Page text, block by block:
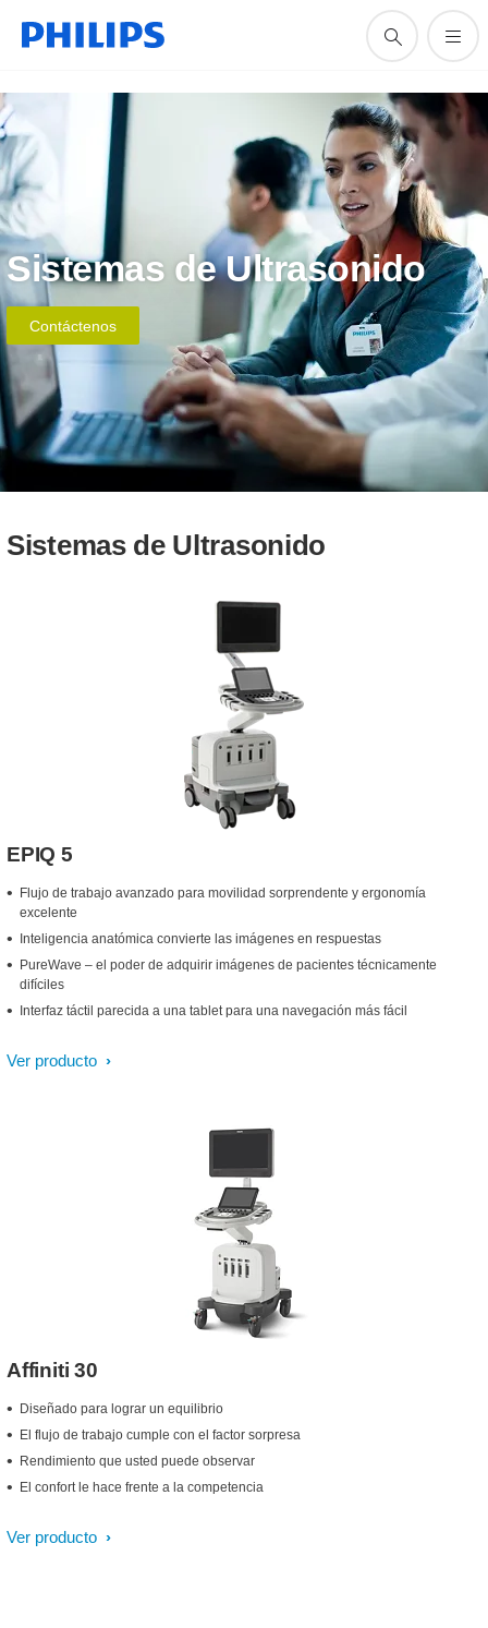
Sistemas de Ultrasonido
Contáctenos
Sistemas de Ultrasonido
EPIQ 5
Flujo de trabajo avanzado para movilidad sorprendente y ergonomía
excelente
Inteligencia anatómica convierte las imágenes en respuestas
PureWave – el poder de adquirir imágenes de pacientes técnicamente
difíciles
Interfaz táctil parecida a una tablet para una navegación más fácil
Ver producto
Affiniti 30
Diseñado para lograr un equilibrio
El flujo de trabajo cumple con el factor sorpresa
Rendimiento que usted puede observar
El confort le hace frente a la competencia
Ver producto